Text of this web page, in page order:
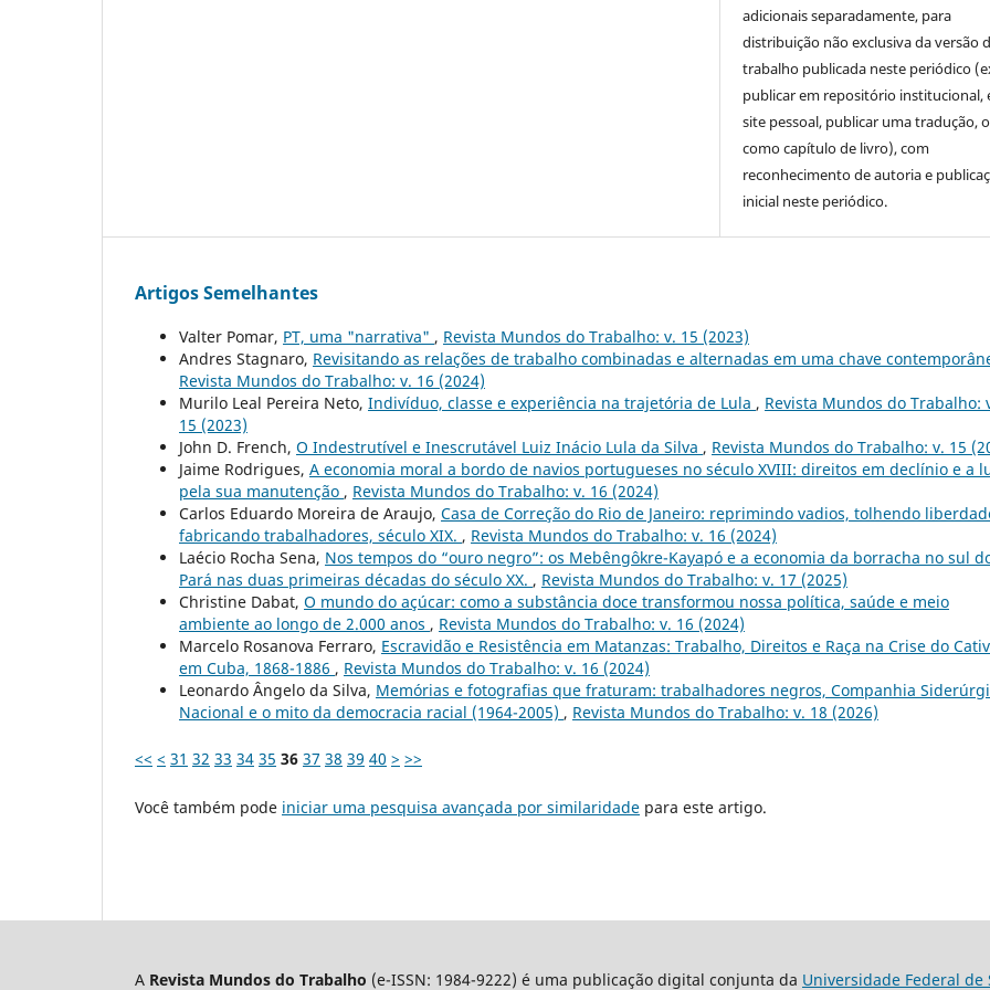
adicionais separadamente, para
distribuição não exclusiva da versão
trabalho publicada neste periódico
publicar em repositório institucional,
site pessoal, publicar uma tradução,
como capítulo de livro), com
reconhecimento de autoria e
inicial neste periódico.
Artigos Semelhantes
Valter Pomar, PT, uma "narrativa" , Revista Mundos do Trabalho: v. 15 (2023)
Andres Stagnaro, Revisitando as relações de trabalho combinadas e alternadas em uma chave
Revista Mundos do Trabalho: v. 16 (2024)
Murilo Leal Pereira Neto, Indivíduo, classe e experiência na trajetória de Lula , Revista Mundos do Trabalho:
15 (2023)
John D. French, O Indestrutível e Inescrutável Luiz Inácio Lula da Silva , Revista Mundos do Trabalho: v. 15
Jaime Rodrigues, A economia moral a bordo de navios portugueses no século XVIII: direitos em declínio e a
pela sua manutenção , Revista Mundos do Trabalho: v. 16 (2024)
Carlos Eduardo Moreira de Araujo, Casa de Correção do Rio de Janeiro: reprimindo vadios, tolhendo
fabricando trabalhadores, século XIX. , Revista Mundos do Trabalho: v. 16 (2024)
Laécio Rocha Sena, Nos tempos do “ouro negro”: os Mebêngôkre-Kayapó e a economia da borracha no sul
Pará nas duas primeiras décadas do século XX. , Revista Mundos do Trabalho: v. 17 (2025)
Christine Dabat, O mundo do açúcar: como a substância doce transformou nossa política, saúde e meio
ambiente ao longo de 2.000 anos , Revista Mundos do Trabalho: v. 16 (2024)
Marcelo Rosanova Ferraro, Escravidão e Resistência em Matanzas: Trabalho, Direitos e Raça na Crise do
em Cuba, 1868-1886 , Revista Mundos do Trabalho: v. 16 (2024)
Leonardo Ângelo da Silva, Memórias e fotografias que fraturam: trabalhadores negros, Companhia
Nacional e o mito da democracia racial (1964-2005) , Revista Mundos do Trabalho: v. 18 (2026)
<< < 31 32 33 34 35 36 37 38 39 40 > >>
Você também pode iniciar uma pesquisa avançada por similaridade para este artigo.
A Revista Mundos do Trabalho (e-ISSN: 1984-9222) é uma publicação digital conjunta da Universidade Federal de